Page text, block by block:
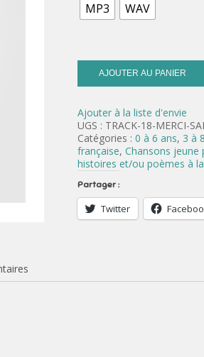
MP3 WAV
AJOUTER AU PANIER
Ajouter à la liste d'envie
UGS : TRACK-18-MERCI-
Catégories : 0 à 6 ans, 3 à
française, Chansons jeune
histoires et/ou poèmes à
Partager :
Twitter